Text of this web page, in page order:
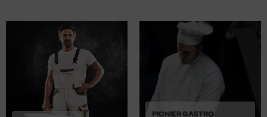
PIONIER GASTRO